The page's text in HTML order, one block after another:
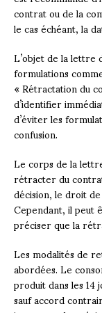
contrat ou de la
le cas échéant, la
L’objet de la
formulations
« Rétractation du
d’identifier
d’éviter les
confusion.
Le corps de la
rétracter du
décision, le droit
Cependant, il
préciser que la
Les modalités de
abordées. Le
produit dans les
sauf accord